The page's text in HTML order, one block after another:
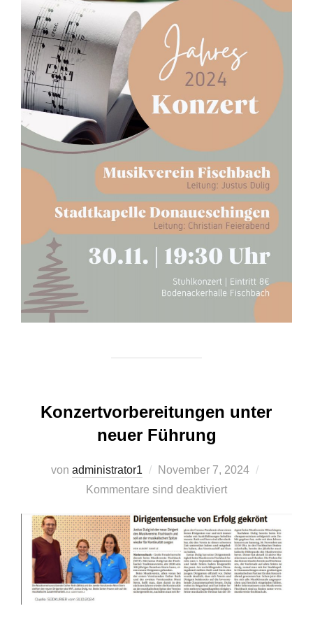
Konzertvorbereitungen unter
neuer Führung
von administrator1
Veröffentlicht
am
November 7, 2024
Kommentare sind deaktiviert